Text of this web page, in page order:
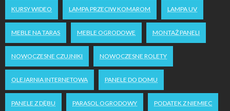
KURSY WIDEO LAMPA PRZECIW KOMAROM LAMPA UV
MEBLE NA TARAS MEBLE OGRODOWE MONTAŻ PANELI
NOWOCZESNE CZUJNIKI NOWOCZESNE ROLETY
OLEJARNIA INTERNETOWA PANELE DO DOMU
PANELE Z DĘBU PARASOL OGRODOWY PODATEK Z NIEMIEC